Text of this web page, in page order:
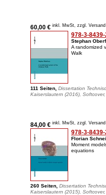
60,00 € inkl. MwSt, zzgl. Versand
978-3-
Stephan
A randomized
Walk
111 Seiten, Dissertation
Kaiserslautern (2016),
84,00 € inkl. MwSt, zzgl. Versand
978-3-
Florian
Moment
equations
260 Seiten, Dissertation
Kaiserslautern (2015),